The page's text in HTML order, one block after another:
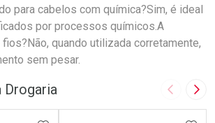
para cabelos com química?Sim, é ideal
por processos químicos.A
quando utilizada corretamente,
sem pesar.
Drogaria Imagem